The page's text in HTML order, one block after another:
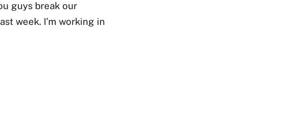
guys break our
week. I’m working in